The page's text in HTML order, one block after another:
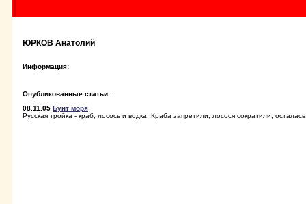
ЮРКОВ Анатолий
Информация:
Опубликованные статьи:
08.11.05 Бунт моря
Русская тройка - краб, лосось и водка. Краба запретили, лосося сократили,